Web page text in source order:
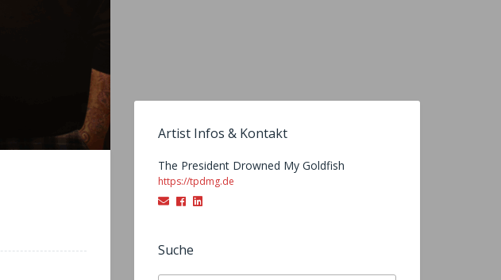
Artist Infos & Kontakt
The President Drowned My Goldfish
https://tpdmg.de
EmailFacebook
LinkedIn
Suche